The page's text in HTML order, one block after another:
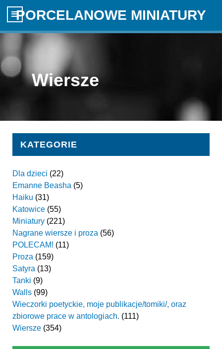
PORCELANOWE MINIATURY
Wiersze
KATEGORIE
Dla dzieci (22)
Emanne Beasha (5)
Haiku (31)
Katowice (55)
Miniatury (221)
Nagrane wiersze i proza (56)
POLECAM! (11)
Proza (159)
Satyra (13)
Tanki (9)
Walls (99)
Wieczorki poetyckie, moje publikacje/tomiki/, oraz
zbiorowe prace w antologiach. (111)
Wiersze (354)